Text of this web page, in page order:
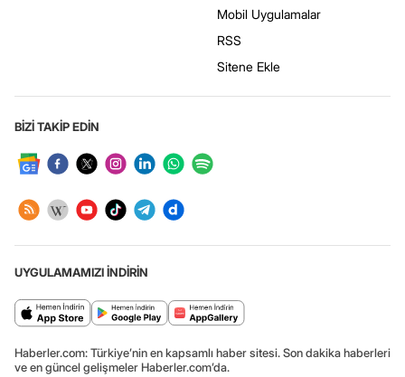
Mobil Uygulamalar
RSS
Sitene Ekle
BİZİ TAKİP EDİN
UYGULAMAMIZI İNDİRİN
Haberler.com: Türkiye’nin en kapsamlı haber sitesi. Son dakika haberleri
ve en güncel gelişmeler Haberler.com’da.